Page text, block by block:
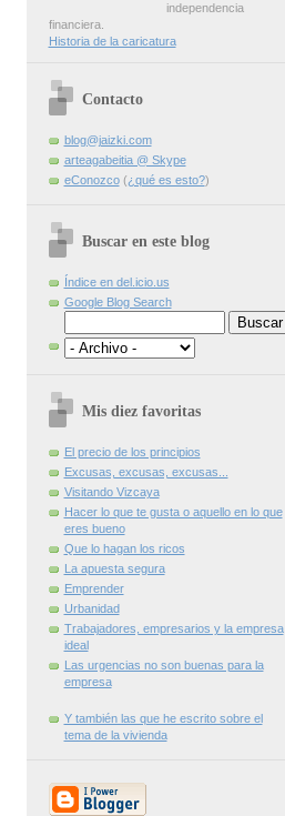
independencia
financiera.
Historia de la caricatura
Contacto
blog@jaizki.com
arteagabeitia @ Skype
eConozco(¿qué es esto?)
Buscar en este blog
Índice en del.icio.us
Google Blog Search
Mis diez favoritas
El precio de los principios
Excusas, excusas, excusas...
Visitando Vizcaya
Hacer lo que te gusta o aquello en lo que
eres bueno
Que lo hagan los ricos
La apuesta segura
Emprender
Urbanidad
Trabajadores, empresarios y la empresa
ideal
Las urgencias no son buenas para la
empresa
Y también las que he escrito sobre el
tema de la vivienda